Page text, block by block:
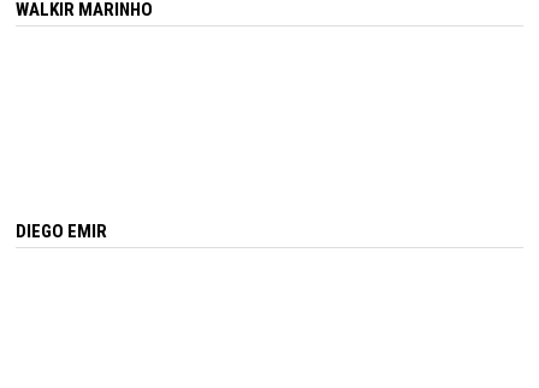
WALKIR MARINHO
DIEGO EMIR